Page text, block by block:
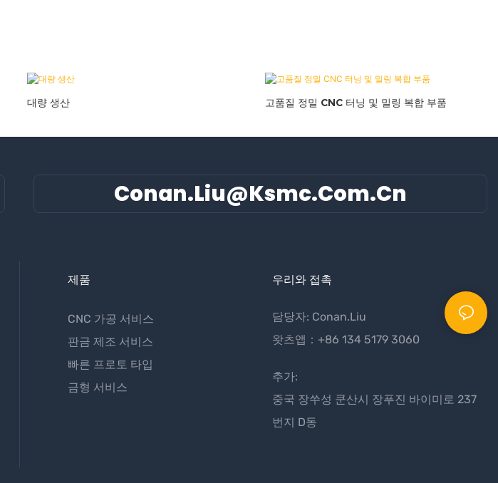
대량 생산 고품질 정밀 CNC 터닝 및 밀링 복합 부품
Conan.liu@ksmc.com.cn
제품
CNC 가공 서비스
판금 제조 서비스
빠른 프로토 타입
금형 서비스
우리와 접촉
담당자: Conan.Liu
왓츠앱：+86 134 5179 3060
추가:
중국 장쑤성 쿤산시 장푸진 바이미로 237
번지 D동